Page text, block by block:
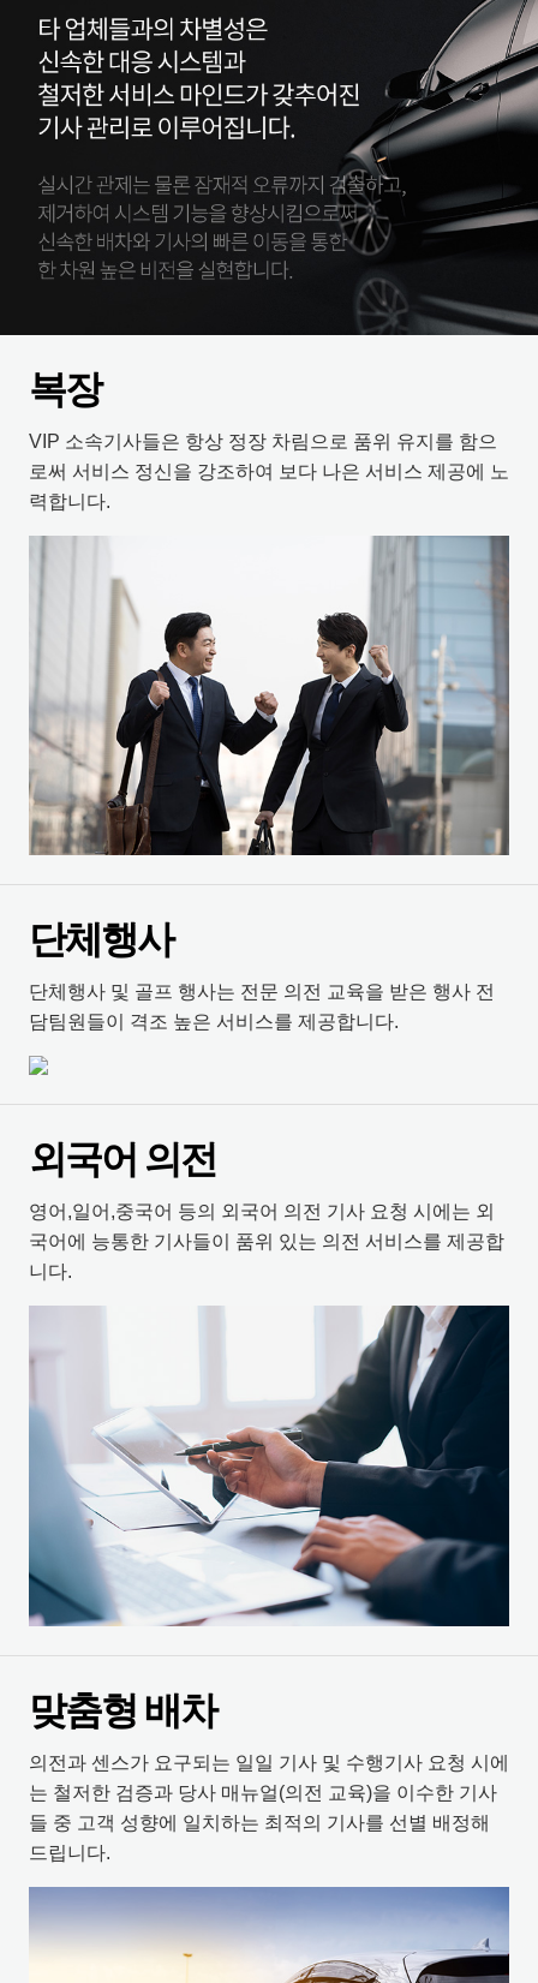
복장
VIP 소속기사들은 항상 정장 차림으로 품위 유지를 함으
로써 서비스 정신을 강조하여 보다 나은 서비스 제공에 노
력합니다.
단체행사
단체행사 및 골프 행사는 전문 의전 교육을 받은 행사 전
담팀원들이 격조 높은 서비스를 제공합니다.
외국어 의전
영어,일어,중국어 등의 외국어 의전 기사 요청 시에는 외
국어에 능통한 기사들이 품위 있는 의전 서비스를 제공합
니다.
맞춤형 배차
의전과 센스가 요구되는 일일 기사 및 수행기사 요청 시에
는 철저한 검증과 당사 매뉴얼(의전 교육)을 이수한 기사
들 중 고객 성향에 일치하는 최적의 기사를 선별 배정해
드립니다.